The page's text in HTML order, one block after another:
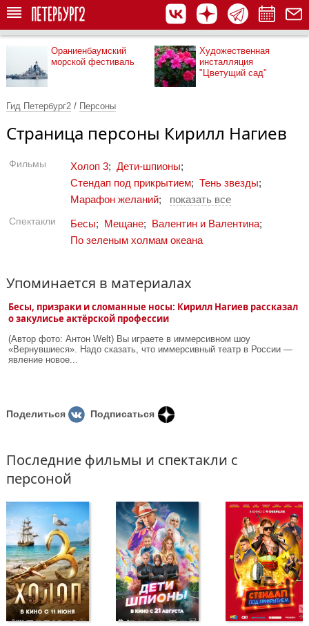
Ораниенбаумский
морской фестиваль
Художественная
инсталляция
"Цветущий сад"
Гид Петербург2 / Персоны
Страница персоны Кирилл Нагиев
Фильмы Холоп 3; Дети-шпионы;
Стендап под прикрытием; Тень звезды;
Марафон желаний; показать все
Спектакли Бесы; Мещане; Валентин и Валентина;
По зеленым холмам океана
Упоминается в материалах
Бесы, призраки и сломанные носы: Кирилл Нагиев рассказал
о закулисье актёрской профессии
(Автор фото: Антон Welt) Вы играете в иммерсивном шоу
«Вернувшиеся». Надо сказать, что иммерсивный театр в России —
явление новое...
Поделиться Подписаться
Последние фильмы и спектакли с
персоной
в прокате